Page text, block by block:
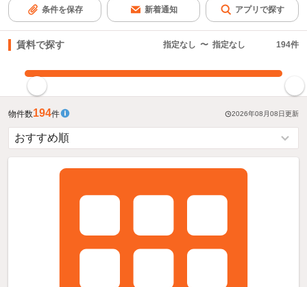
条件を保存 新着通知 アプリで探す
賃料で探す 指定なし 〜 指定なし 194件
物件数194件 2026年08月08日更新